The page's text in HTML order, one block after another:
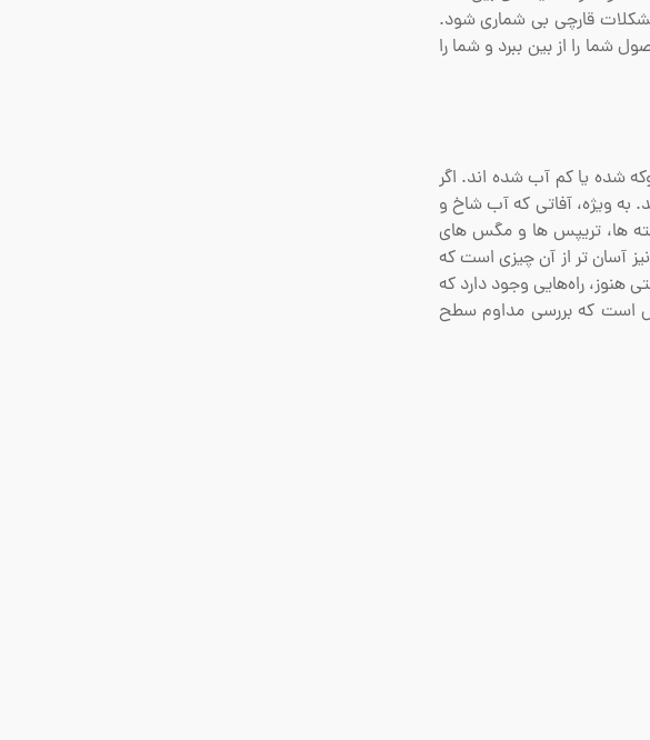
به مشکلات قارچی بی شماری شود.
شما را از بین ببرد و شما را
شده یا کم آب شده اند. اگر
به ویژه، آفاتی که آب شاخ و
ها، تریپس ها و مگس های
آسان تر از آن چیزی است که
هنوز، راه‌هایی وجود دارد که
است که بررسی مداوم سطح